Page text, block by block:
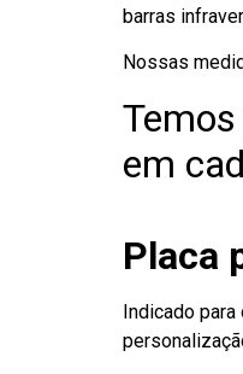
barras
Nossas
em
Placa
Indicado